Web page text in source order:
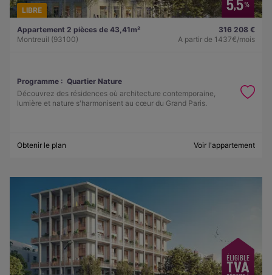
LIBRE
Appartement 2 pièces de 43,41m²
Montreuil (93100)
316 208 €
A partir de 1437€/mois
Programme : Quartier Nature
Découvrez des résidences où architecture contemporaine,
lumière et nature s'harmonisent au cœur du Grand Paris.
Obtenir le plan Voir l'appartement